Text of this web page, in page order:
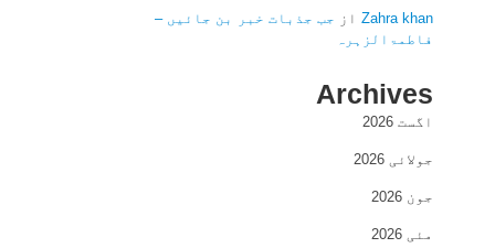
Zahra khan از جب جذبات خبر بن جائیں –
فاطمۃالزہرہ
Archives
اگست 2026
جولائی 2026
جون 2026
مئی 2026